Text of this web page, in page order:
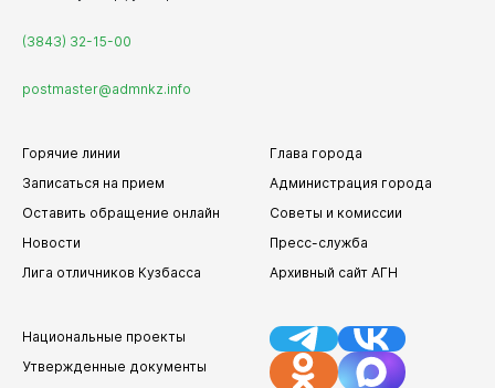
(3843) 32-15-00
postmaster@admnkz.info
Горячие линии
Записаться на прием
Оставить обращение онлайн
Новости
Лига отличников Кузбасса
Глава города
Администрация города
Советы и комиссии
Пресс-служба
Архивный сайт АГН
Национальные проекты
Утвержденные документы